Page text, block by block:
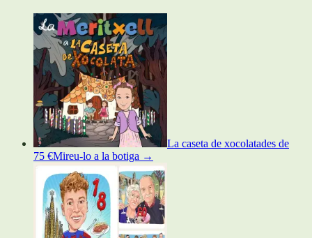
La caseta de xocolatades de
75 €Mireu-lo a la botiga →